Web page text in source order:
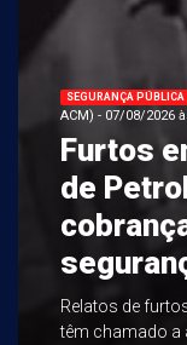
SEGURANÇA PÚBLICA
ACM) - 07/08/2026
Furtos
de
Relatos de
têm chamado a